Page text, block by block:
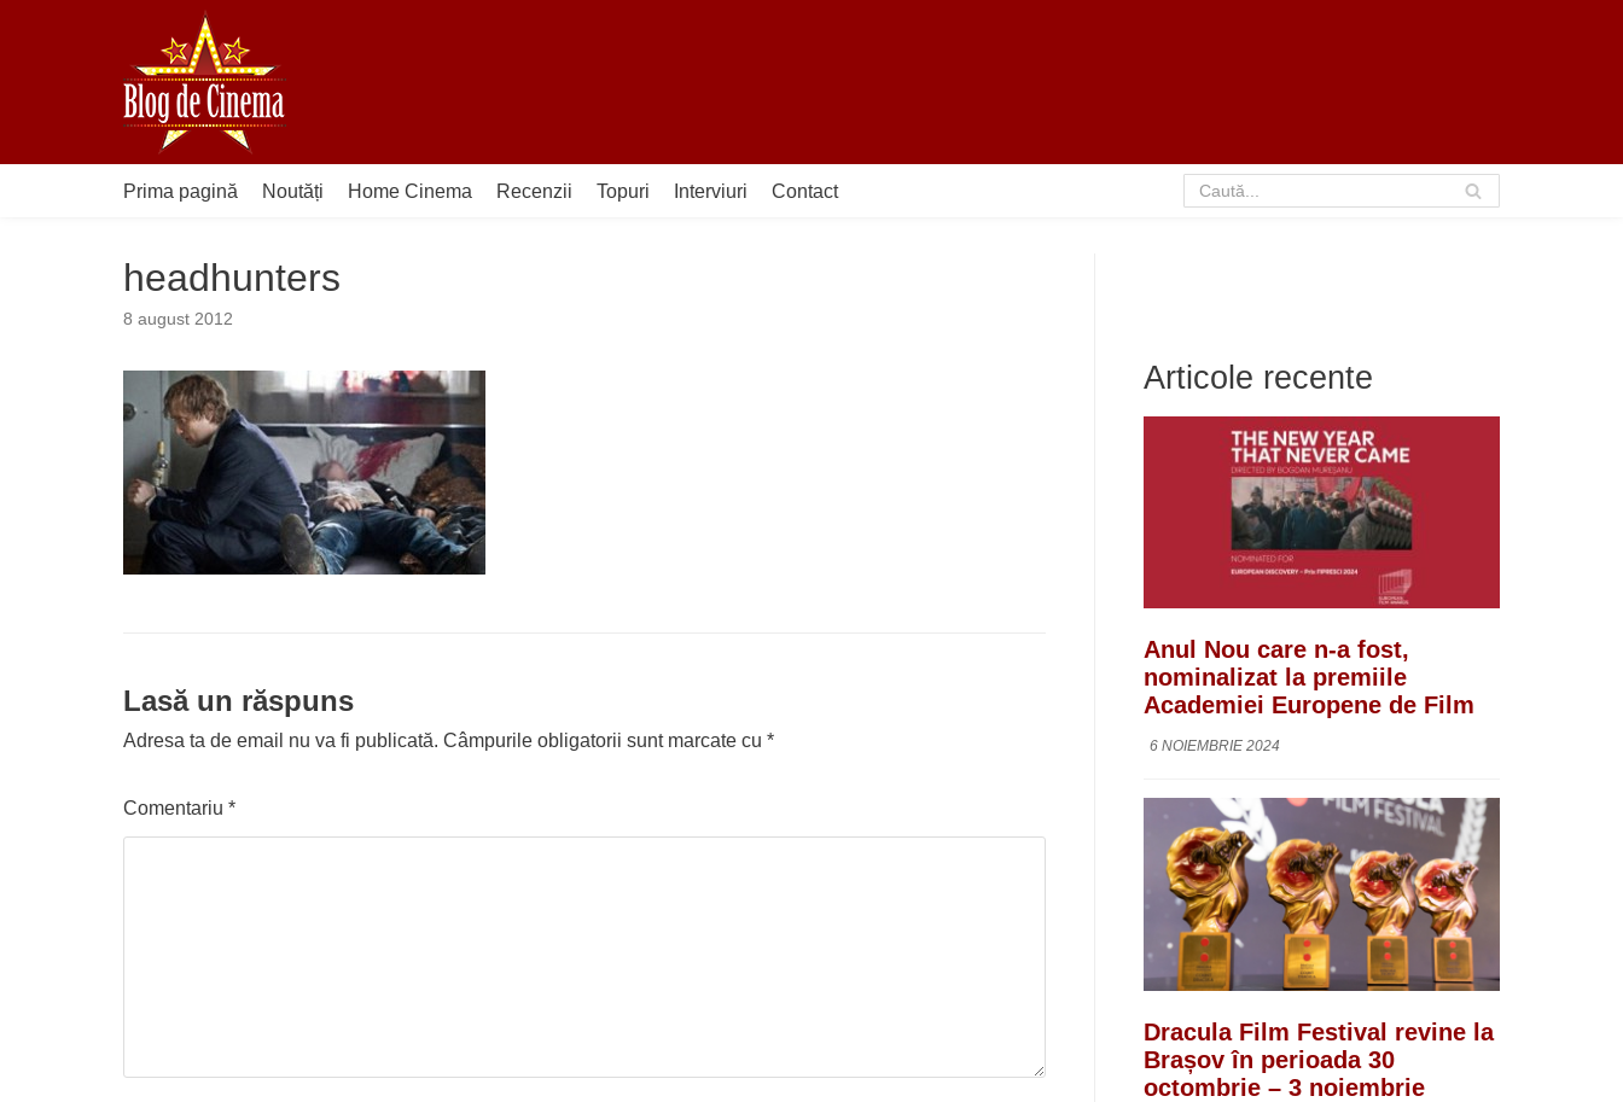
Prima pagină Noutăți Home Cinema Recenzii Topuri Interviuri Contact
headhunters
8 august 2012
Lasă un răspuns
Adresa ta de email nu va fi publicată. Câmpurile obligatorii sunt marcate cu *
Comentariu *
Articole recente
Anul Nou care n-a fost,
nominalizat la premiile
Academiei Europene de Film
6 NOIEMBRIE 2024
Dracula Film Festival revine la
Brașov în perioada 30
octombrie – 3 noiembrie